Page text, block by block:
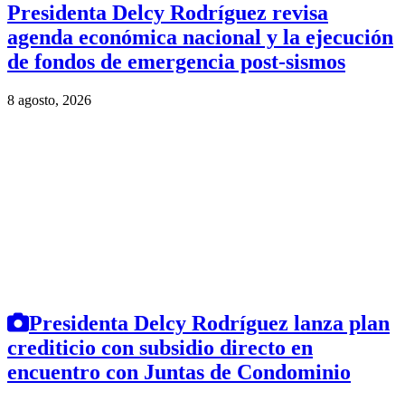
Presidenta Delcy Rodríguez revisa
agenda económica nacional y la ejecución
de fondos de emergencia post-sismos
8 agosto, 2026
Presidenta Delcy Rodríguez lanza plan
crediticio con subsidio directo en
encuentro con Juntas de Condominio